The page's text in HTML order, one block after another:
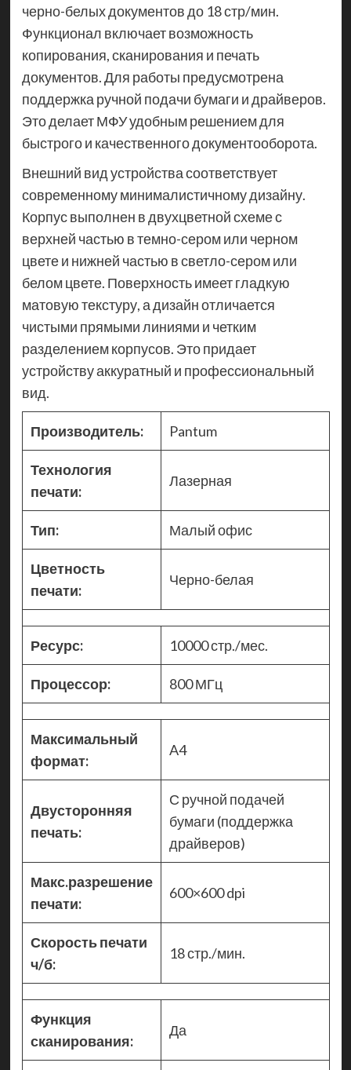
черно-белых документов до 18 стр/мин.
Функционал включает возможность
копирования, сканирования и печать
документов. Для работы предусмотрена
поддержка ручной подачи бумаги и драйверов.
Это делает МФУ удобным решением для
быстрого и качественного документооборота.
Внешний вид устройства соответствует
современному минималистичному дизайну.
Корпус выполнен в двухцветной схеме с
верхней частью в темно-сером или черном
цвете и нижней частью в светло-сером или
белом цвете. Поверхность имеет гладкую
матовую текстуру, а дизайн отличается
чистыми прямыми линиями и четким
разделением корпусов. Это придает
устройству аккуратный и профессиональный
вид.
Производитель: Pantum
Технология
печати:
Лазерная
Тип: Малый офис
Цветность
печати:
Черно-белая
Ресурс: 10000 стр./мес.
Процессор: 800 МГц
Максимальный
формат:
A4
Двусторонняя
печать:
С ручной подачей
бумаги (поддержка
драйверов)
Макс.разрешение
печати:
600×600 dpi
Скорость печати
ч/б:
18 стр./мин.
Функция
сканирования:
Да